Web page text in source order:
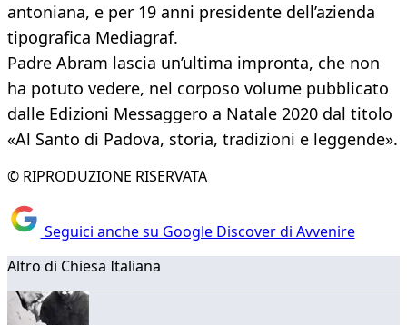
antoniana, e per 19 anni presidente dell’azienda
tipografica Mediagraf.
Padre Abram lascia un’ultima impronta, che non
ha potuto vedere, nel corposo volume pubblicato
dalle Edizioni Messaggero a Natale 2020 dal titolo
«Al Santo di Padova, storia, tradizioni e leggende».
© RIPRODUZIONE RISERVATA
Seguici anche su Google Discover di Avvenire
Altro di Chiesa Italiana